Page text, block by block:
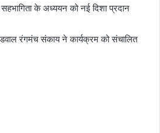
के अध्ययन को नई दिशा प्रदान
रंगमंच संकाय ने कार्यक्रम को संचालित